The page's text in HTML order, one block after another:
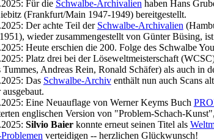
Für die Schwalbe-Archivalien haben Hans
(Frankfurt/Main 1947-1949) bereitgestellt.
Der achte Teil der Schwalbe-Archivalien
wieder zusammengestellt von Günter Büsing,
Heute erschien die 200. Folge des Schwalbe
Platz drei bei der Löseweltmeisterschaft
Tummes, Andreas Rein, Ronald Schäfer) als auch in
Das Schwalbe-Archiventhält nun auch Scans
Eine Neuauflage von Werner Keyms Buch
englischen Version von "Problem-Schach-
Silvio Baierkonnte erneut seinen Titel als
verteidigen -- herzlichen Glückwunsch!